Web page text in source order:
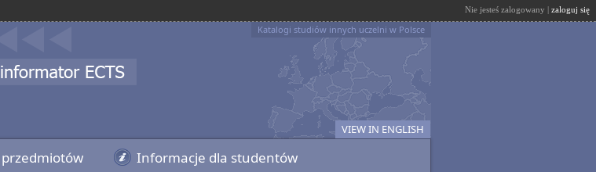
Nie jesteś zalogowany | zaloguj się
Katalogi studiów innych uczelni w Polsce
VIEW IN ENGLISH
Informacje dla studentów